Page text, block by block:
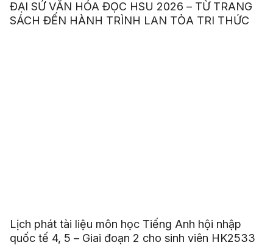
ĐẠI SỨ VĂN HÓA ĐỌC HSU 2026 – TỪ TRANG
SÁCH ĐẾN HÀNH TRÌNH LAN TỎA TRI THỨC
Lịch phát tài liệu môn học Tiếng Anh hội nhập
quốc tế 4, 5 – Giai đoạn 2 cho sinh viên HK2533